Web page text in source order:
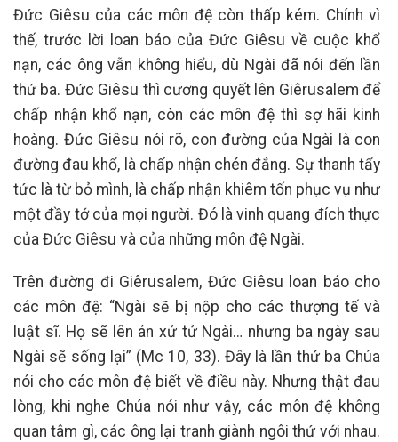
Đức Giêsu của các môn đệ còn thấp kém. Chính vì
thế, trước lời loan báo của Đức Giêsu về cuộc khổ
nạn, các ông vẫn không hiểu, dù Ngài đã nói đến lần
thứ ba. Đức Giêsu thì cương quyết lên Giêrusalem để
chấp nhận khổ nạn, còn các môn đệ thì sợ hãi kinh
hoàng. Đức Giêsu nói rõ, con đường của Ngài là con
đường đau khổ, là chấp nhận chén đắng. Sự thanh tẩy
tức là từ bỏ mình, là chấp nhận khiêm tốn phục vụ như
một đầy tớ của mọi người. Đó là vinh quang đích thực
của Đức Giêsu và của những môn đệ Ngài.
Trên đường đi Giêrusalem, Đức Giêsu loan báo cho
các môn đệ: “Ngài sẽ bị nộp cho các thượng tế và
luật sĩ. Họ sẽ lên án xử tử Ngài… nhưng ba ngày sau
Ngài sẽ sống lại” (Mc 10, 33). Đây là lần thứ ba Chúa
nói cho các môn đệ biết về điều này. Nhưng thật đau
lòng, khi nghe Chúa nói như vậy, các môn đệ không
quan tâm gì, các ông lại tranh giành ngôi thứ với nhau.